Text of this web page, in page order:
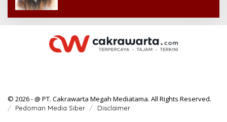
© 2026 - @ PT. Cakrawarta Megah Mediatama. All Rights Reserved.
Pedoman Media Siber Disclaimer